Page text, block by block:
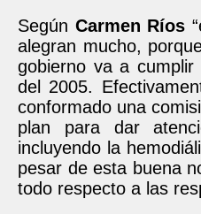
Según Carmen Ríos
alegran mucho,
gobierno va a
del 2005.
conformado una
plan para dar
incluyendo la
pesar de esta buena
todo respecto a las